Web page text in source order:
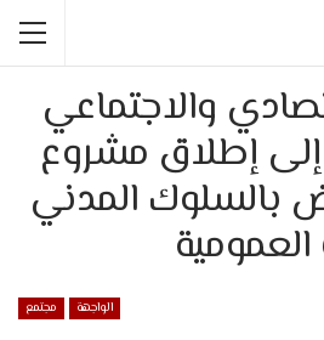
والاجتماعي
إلى إطلاق مشروع
بالسلوك المدني
الواجهة مجتمع